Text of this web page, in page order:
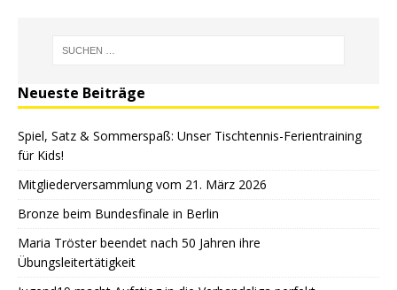
Neueste Beiträge
Spiel, Satz & Sommerspaß: Unser Tischtennis-Ferientraining
für Kids!
Mitgliederversammlung vom 21. März 2026
Bronze beim Bundesfinale in Berlin
Maria Tröster beendet nach 50 Jahren ihre
Übungsleitertätigkeit